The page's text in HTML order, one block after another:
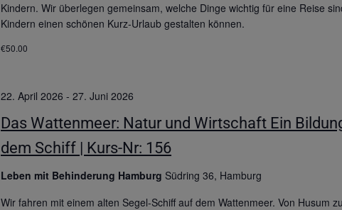
Kindern. Wir überlegen gemeinsam, welche Dinge wichtig für eine Reise
Kindern einen schönen Kurz-Urlaub gestalten können.
€50.00
Das Wattenmeer: Natur und Wirtschaft Ein
dem Schiff | Kurs-Nr: 156
22. April 2026 - 27. Juni 2026
Leben mit Behinderung Hamburg Südring 36, Hamburg
Wir fahren mit einem alten Segel-Schiff auf dem Wattenmeer. Von Husum